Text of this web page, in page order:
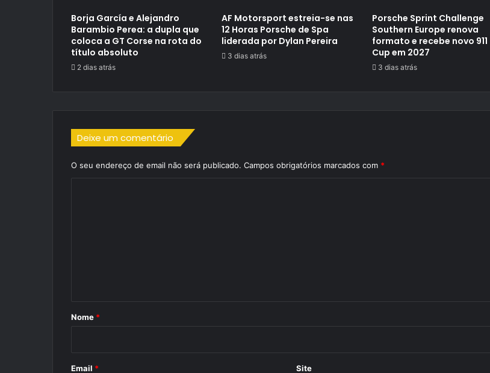
Borja García e Alejandro
Barambio Perea: a dupla que
coloca a GT Corse na rota do
título absoluto
2 dias atrás
AF Motorsport estreia-se nas
12 Horas Porsche de Spa
liderada por Dylan Pereira
3 dias atrás
Porsche Sprint Challenge
Southern Europe renova
formato e recebe novo 911
Cup em 2027
3 dias atrás
Deixe um comentário
O seu endereço de email não será publicado. Campos obrigatórios marcados com *
r
*
Nome *
Email * Site